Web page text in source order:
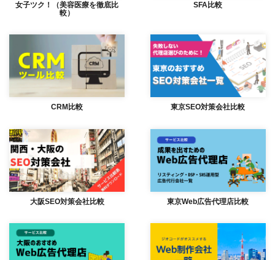
女子ツク！（美容医療を徹底比
較）
SFA比較
CRM比較 東京SEO対策会社比較
大阪SEO対策会社比較 東京Web広告代理店比較